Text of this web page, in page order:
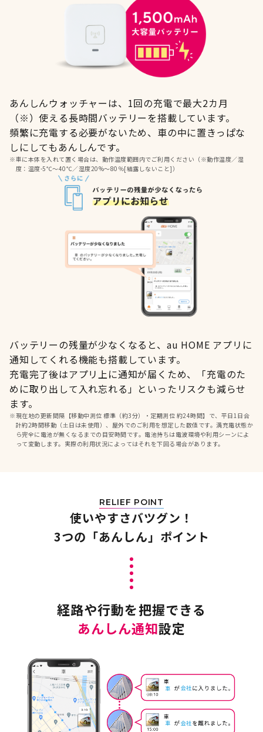
あんしんウォッチャーは、1回の充電で最大2カ月
（※）使える長時間バッテリーを搭載しています。
頻繁に充電する必要がないため、車の中に置きっぱな
しにしてもあんしんです。
※車に本体を入れて置く場合は、動作温度範囲内でご利用ください（※動作温度／湿
度：温度-5℃～40℃／湿度20%～80％[結露しないこと]）
バッテリーの残量が少なくなると、au HOME アプリに
通知してくれる機能も搭載しています。
充電完了後はアプリ上に通知が届くため、「充電のた
めに取り出して入れ忘れる」といったリスクも減らせ
ます。
※現在地の更新間隔【移動中測位 標準（約3分）・定期測位 約24時間】で、平日1日合
計約2時間移動（土日は未使用）、屋外でのご利用を想定した数値です。満充電状態か
ら完全に電池が無くなるまでの目安時間です。電池持ちは電波環境や利用シーンによ
って変動します。実際の利用状況によってはそれを下回る場合があります。
RELIEF POINT
使いやすさバツグン！
3つの「あんしん」ポイント
経路や行動を把握できる
あんしん通知設定